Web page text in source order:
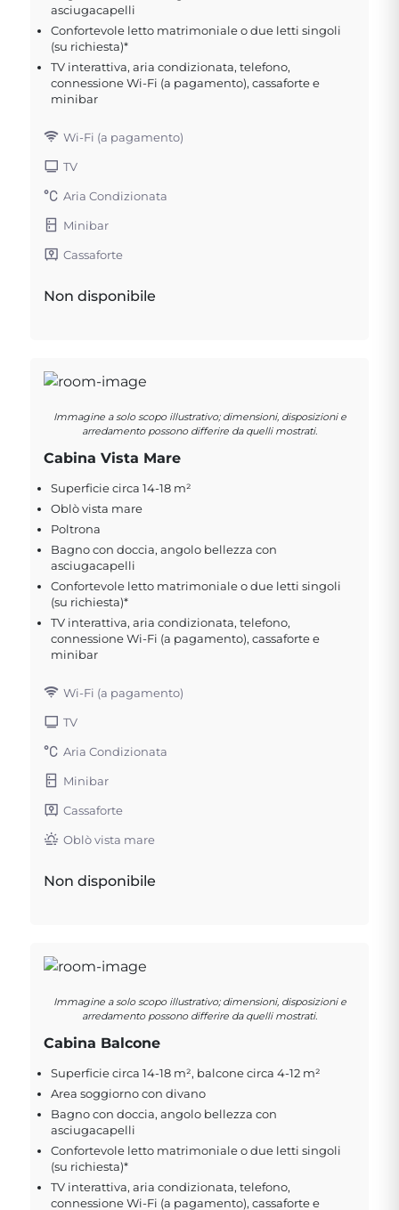
asciugacapelli
Confortevole letto matrimoniale o due letti singoli
(su richiesta)*
TV interattiva, aria condizionata, telefono,
connessione Wi-Fi (a pagamento), cassaforte e
minibar
Wi-Fi (a pagamento)
TV
Aria Condizionata
Minibar
Cassaforte
Non disponibile
Immagine a solo scopo illustrativo; dimensioni, disposizioni e
arredamento possono differire da quelli mostrati.
Cabina Vista Mare
Superficie circa 14-18 m²
Oblò vista mare
Poltrona
Bagno con doccia, angolo bellezza con
asciugacapelli
Confortevole letto matrimoniale o due letti singoli
(su richiesta)*
TV interattiva, aria condizionata, telefono,
connessione Wi-Fi (a pagamento), cassaforte e
minibar
Wi-Fi (a pagamento)
TV
Aria Condizionata
Minibar
Cassaforte
Oblò vista mare
Non disponibile
Immagine a solo scopo illustrativo; dimensioni, disposizioni e
arredamento possono differire da quelli mostrati.
Cabina Balcone
Superficie circa 14-18 m², balcone circa 4-12 m²
Area soggiorno con divano
Bagno con doccia, angolo bellezza con
asciugacapelli
Confortevole letto matrimoniale o due letti singoli
(su richiesta)*
TV interattiva, aria condizionata, telefono,
connessione Wi-Fi (a pagamento), cassaforte e